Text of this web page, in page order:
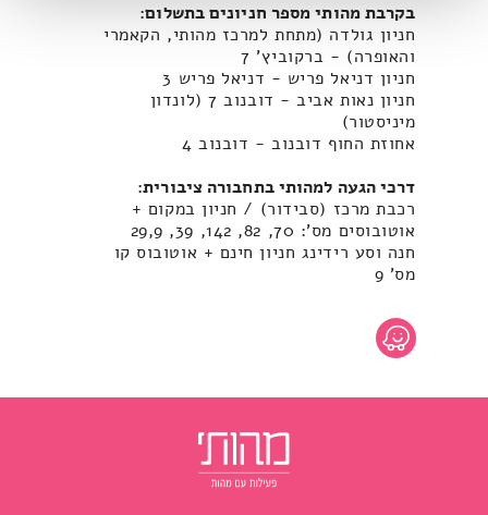
בקרבת מהותי מספר חניונים בתשלום:
חניון גולדה (מתחת למרכז מהותי, הקאמרי
והאופרה) - ברקוביץ' 7
חניון דניאל פריש - דניאל פריש 3
חניון נאות אביב - דובנוב 7 (לונדון
מיניסטור)
אחוזת החוף דובנוב - דובנוב 4
דרכי הגעה למהותי בתחבורה ציבורית:
רכבת מרכז (סבידור) / חניון במקום +
אוטובוסים מס': 70, 82, 142, 39, 29,9
חנה וסע רידינג חניון חינם + אוטובוס קו
מס' 9